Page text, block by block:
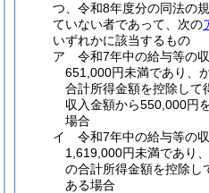
つ、令和8年度分の同法の
ていない者であって、次の
いずれかに該当するもの
ア
令和7年中の給与等の
651,000円未満であり、
合計所得金額を控除して
収入金額から550,000円
場合
イ
令和7年中の給与等の
1,619,000円未満であり
の合計所得金額を控除し
ある場合